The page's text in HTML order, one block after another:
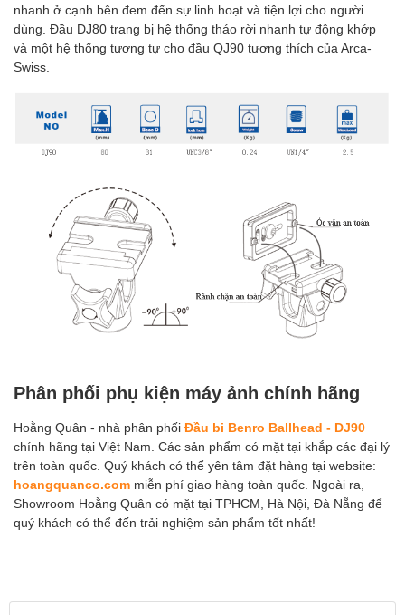
nhanh ở cạnh bên đem đến sự linh hoạt và tiện lợi cho người
dùng. Đầu DJ80 trang bị hệ thống tháo rời nhanh tự động khớp
và một hệ thống tương tự cho đầu QJ90 tương thích của Arca-
Swiss.
Phân phối phụ kiện máy ảnh chính hãng
Hoằng Quân - nhà phân phối Đầu bi Benro Ballhead - DJ90
chính hãng tại Việt Nam. Các sản phẩm có mặt tại khắp các đại lý
trên toàn quốc. Quý khách có thể yên tâm đặt hàng tại website:
hoangquanco.com miễn phí giao hàng toàn quốc. Ngoài ra,
Showroom Hoằng Quân có mặt tại TPHCM, Hà Nội, Đà Nẵng để
quý khách có thể đến trải nghiệm sản phẩm tốt nhất!